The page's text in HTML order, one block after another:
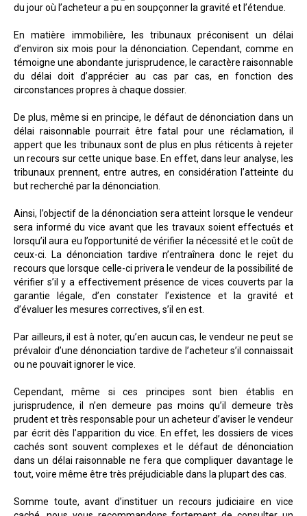
du jour où l’acheteur a pu en soupçonner la gravité et l’étendue.
En matière immobilière, les tribunaux préconisent un délai
d’environ six mois pour la dénonciation. Cependant, comme en
témoigne une abondante jurisprudence, le caractère raisonnable
du délai doit d’apprécier au cas par cas, en fonction des
circonstances propres à chaque dossier.
De plus, même si en principe, le défaut de dénonciation dans un
délai raisonnable pourrait être fatal pour une réclamation, il
appert que les tribunaux sont de plus en plus réticents à rejeter
un recours sur cette unique base. En effet, dans leur analyse, les
tribunaux prennent, entre autres, en considération l’atteinte du
but recherché par la dénonciation.
Ainsi, l’objectif de la dénonciation sera atteint lorsque le vendeur
sera informé du vice avant que les travaux soient effectués et
lorsqu’il aura eu l’opportunité de vérifier la nécessité et le coût de
ceux-ci. La dénonciation tardive n’entraînera donc le rejet du
recours que lorsque celle-ci privera le vendeur de la possibilité de
vérifier s’il y a effectivement présence de vices couverts par la
garantie légale, d’en constater l’existence et la gravité et
d’évaluer les mesures correctives, s’il en est.
Par ailleurs, il est à noter, qu’en aucun cas, le vendeur ne peut se
prévaloir d’une dénonciation tardive de l’acheteur s’il connaissait
ou ne pouvait ignorer le vice.
Cependant, même si ces principes sont bien établis en
jurisprudence, il n’en demeure pas moins qu’il demeure très
prudent et très responsable pour un acheteur d’aviser le vendeur
par écrit dès l’apparition du vice. En effet, les dossiers de vices
cachés sont souvent complexes et le défaut de dénonciation
dans un délai raisonnable ne fera que compliquer davantage le
tout, voire même être très préjudiciable dans la plupart des cas.
Somme toute, avant d’instituer un recours judiciaire en vice